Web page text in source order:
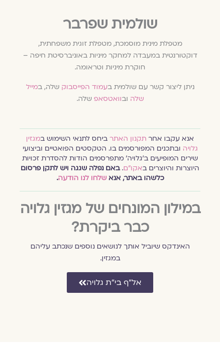
שולמית שפרבר
מטפלת מינית מוסמכת, מטפלת זוגית משפחתית,
דוקטורנטית במעבדה למחקר מיניות באוניברסיטת חיפה –
חוקרת מיניות וטראומה.
ניתן ליצור קשר עם שולמית ב עמוד הפייסבוקשלה, ב מייל
שלהובוואטסאפשלה.
אנא עקבו אחרתקנון האתרביחס לתנאי השימוש ב מגזין
גלויהובתכנים המפורסמים בו. הטקסטים הפואטיים וביצועי
שירים המופיעים ב׳גלויה׳ מתפרסמים הודות להסדרת זכויות
היוצרות והיוצרים ב אקו״ם.באם נפלה שגגה ויש לתקן פרסום
כלשהו באתר, אנאשלחו לנו הודעה.
במילון המונחים של מגזין גלויה
כבר ביקרת?
האינדקס שיוביל אותך לנושאים נוספים שנכתב עליהם
במגזין.
אל״ף בי״ת גלויה